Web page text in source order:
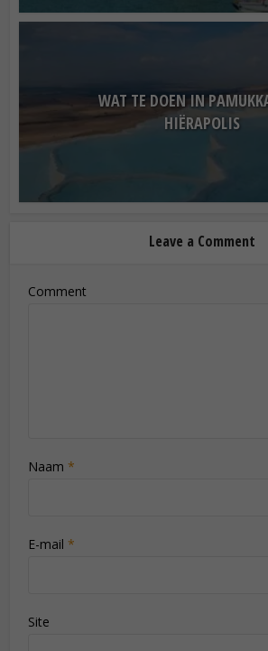
WAT TE DOEN IN
HIËRAPOLIS
Leave a Comment
Comment
Naam*
E-mail*
Site